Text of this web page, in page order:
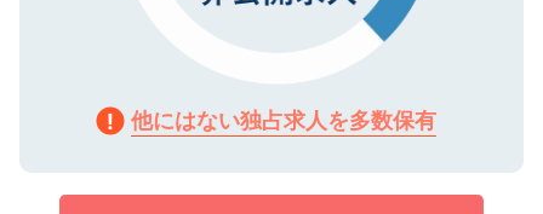
他にはない独占求人を多数保有